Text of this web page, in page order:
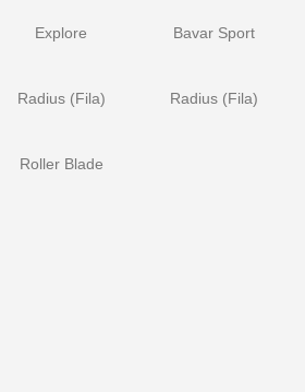
Explore
Radius (Fila)
Roller Blade
Bavar Sport
Radius (Fila)